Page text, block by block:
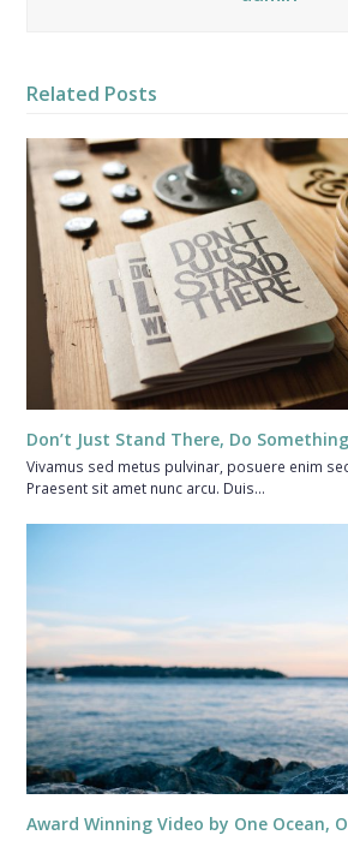
Related Posts
Don’t Just Stand There, Do
Vivamus sed metus pulvinar, posuere enim
Praesent sit amet nunc arcu. Duis…
Award Winning Video by One Ocean,